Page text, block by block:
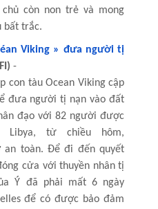
chủ còn non trẻ và mong
bất trắc.
Viking » đưa người tị
-
con tàu Ocean Viking cập
đưa người tị nạn vào đất
đạo với 82 người được
từ chiều hôm,
an toàn. Để đi đến quyết
cửa với thuyền nhân tị
Ý đã phải mất 6 ngày
để có được bảo đảm